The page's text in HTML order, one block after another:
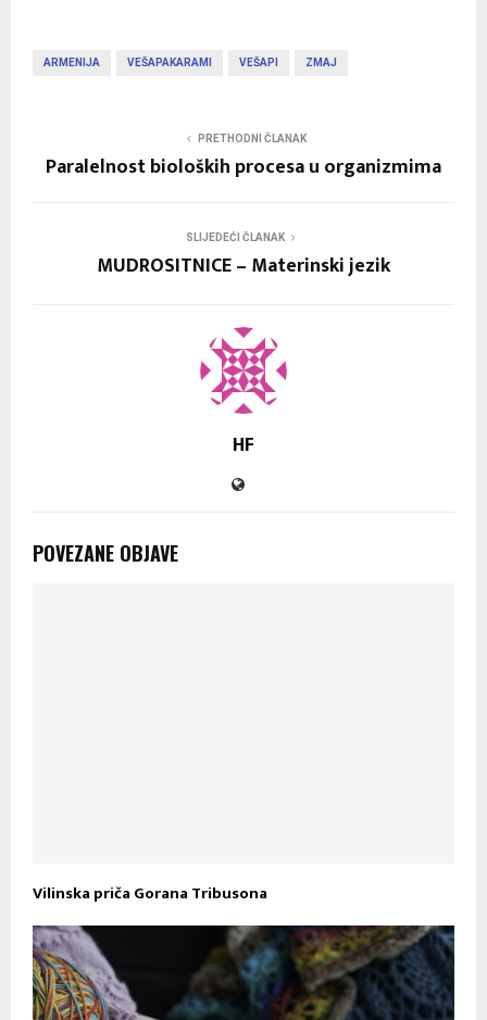
ARMENIJA VEŠAPAKARAMI VEŠAPI ZMAJ
PRETHODNI ČLANAK
Paralelnost bioloških procesa u organizmima
SLIJEDEĆI ČLANAK
MUDROSITNICE – Materinski jezik
HF
POVEZANE OBJAVE
Vilinska priča Gorana Tribusona